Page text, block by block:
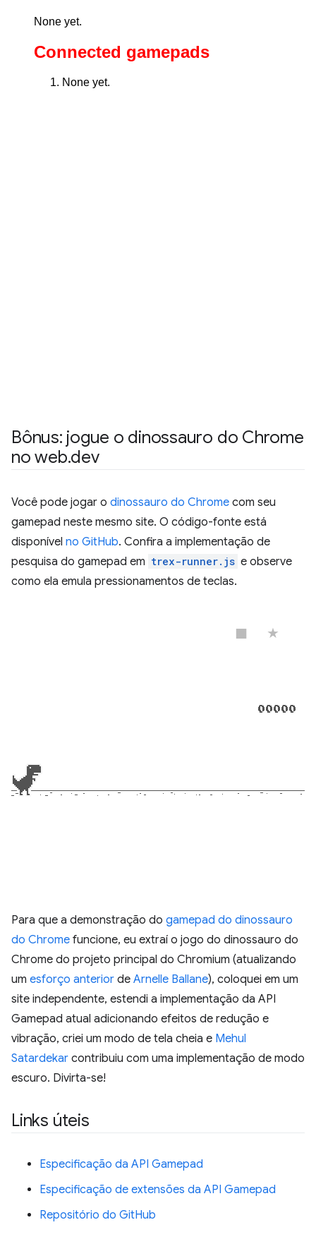
Bônus: jogue o dinossauro do Chrome
no web.dev
Você pode jogar o dinossauro do Chrome com seu
gamepad neste mesmo site. O código-fonte está
disponível no GitHub. Confira a implementação de
pesquisa do gamepad em trex-runner.js e observe
como ela emula pressionamentos de teclas.
Para que a demonstração do gamepad do dinossauro
do Chrome funcione, eu extraí o jogo do dinossauro do
Chrome do projeto principal do Chromium (atualizando
um esforço anterior de Arnelle Ballane), coloquei em um
site independente, estendi a implementação da API
Gamepad atual adicionando efeitos de redução e
vibração, criei um modo de tela cheia e Mehul
Satardekar contribuiu com uma implementação de modo
escuro. Divirta-se!
Links úteis
Especificação da API Gamepad
Especificação de extensões da API Gamepad
Repositório do GitHub